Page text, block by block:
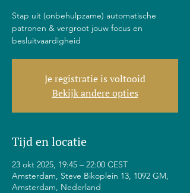
Stap uit (onbehulpzame) automatische
patronen & vergroot jouw focus en
besluitvaardigheid
Je registratie is voltooid
Bekijk andere opties
Tijd en locatie
23 okt 2025, 19:45 – 22:00 CEST
Amsterdam, Steve Bikoplein 13, 1092 GM,
Amsterdam, Nederland